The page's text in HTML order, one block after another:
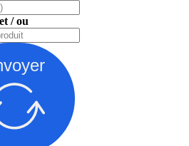
et / ou